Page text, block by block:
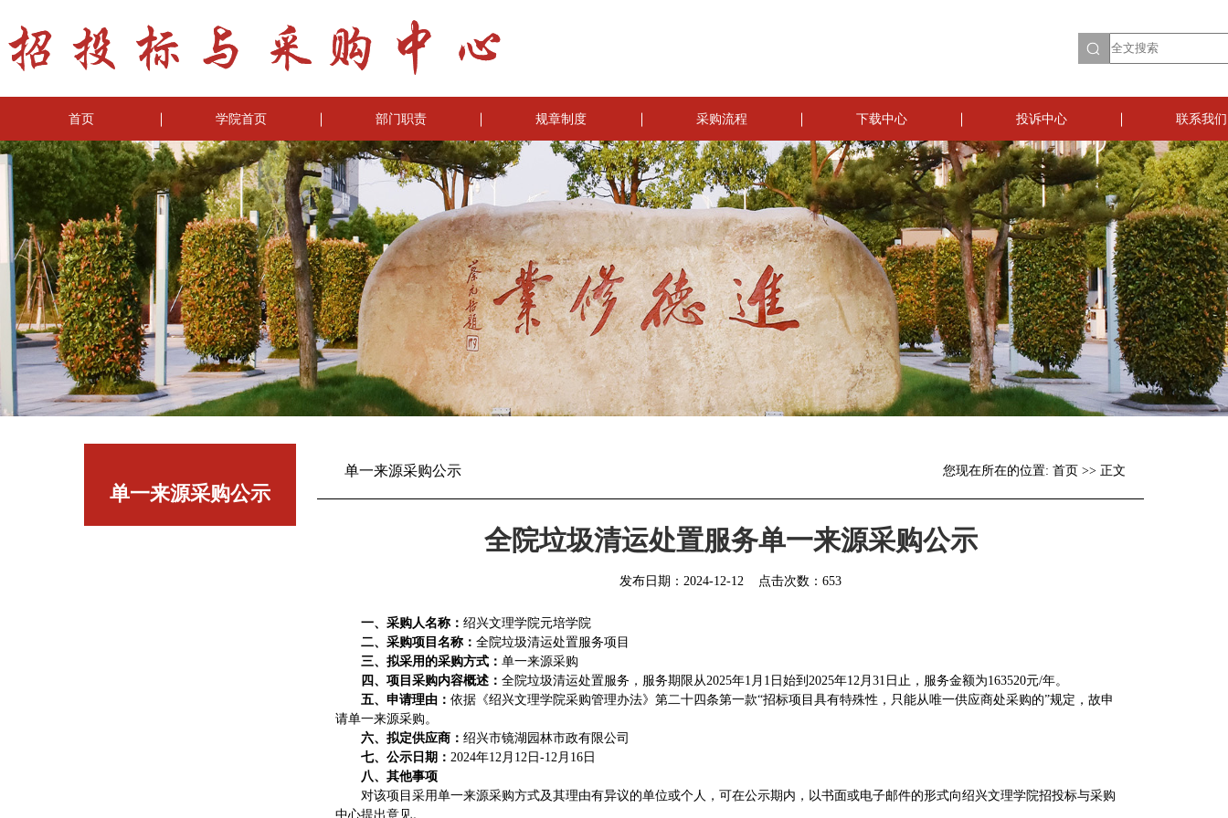
首页 学院首页 部门职责 规章制度 采购流程 下载中心 投诉中心 联系我们
单一来源采购公示
单一来源采购公示 您现在所在的位置: 首页 >> 正文
全院垃圾清运处置服务单一来源采购公示
发布日期：2024-12-12 点击次数：653
一、采购人名称：绍兴文理学院元培学院
二、采购项目名称：全院垃圾清运处置服务项目
三、拟采用的采购方式：单一来源采购
四、项目采购内容概述：全院垃圾清运处置服务，服务期限从2025年1月1日始到2025年12月31日止，服务金额为163520元/年。
五、申请理由：依据《绍兴文理学院采购管理办法》第二十四条第一款“招标项目具有特殊性，只能从唯一供应商处采购的”规定，故申
请单一来源采购。
六、拟定供应商：绍兴市镜湖园林市政有限公司
七、公示日期：2024年12月12日-12月16日
八、其他事项
对该项目采用单一来源采购方式及其理由有异议的单位或个人，可在公示期内，以书面或电子邮件的形式向绍兴文理学院招投标与采购
中心提出意见。